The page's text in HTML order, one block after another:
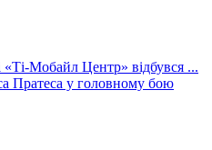
Пратеса у головному бою